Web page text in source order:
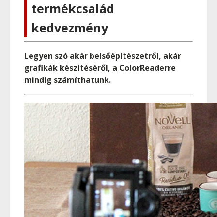
termékcsalád
kedvezmény
Legyen szó akár belsőépítészetről, akár
grafikák készítéséről, a ColorReaderre
mindig számíthatunk.